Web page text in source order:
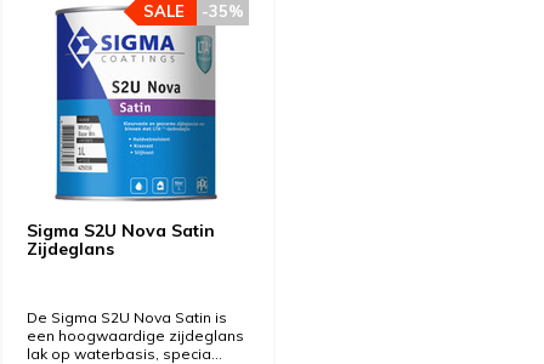
Sigma S2U Nova Satin
Zijdeglans
-35%
SALE
De Sigma S2U Nova Satin is
een hoogwaardige zijdeglans
lak op waterbasis, specia...